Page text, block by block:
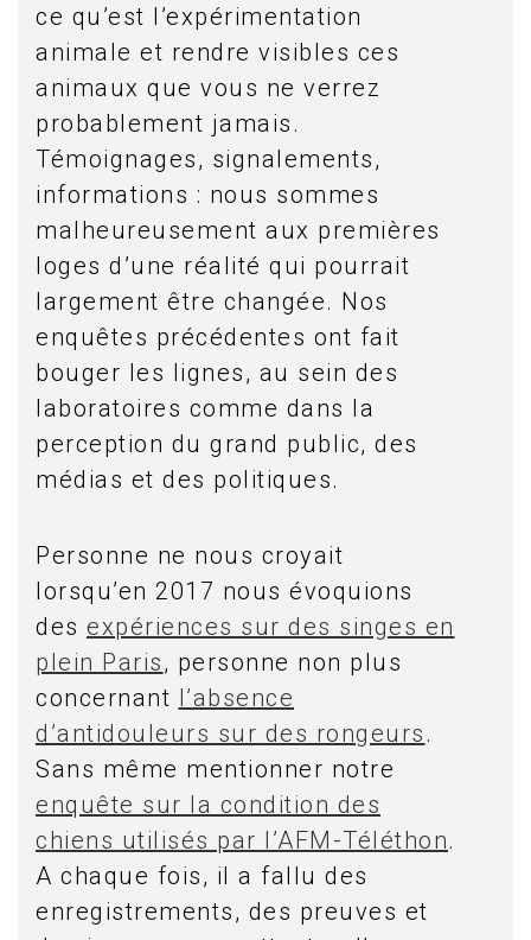
ce qu’est l’expérimentation
animale et rendre visibles ces
animaux que vous ne verrez
probablement jamais.
Témoignages, signalements,
informations : nous sommes
malheureusement aux premières
loges d’une réalité qui pourrait
largement être changée. Nos
enquêtes précédentes ont fait
bouger les lignes, au sein des
laboratoires comme dans la
perception du grand public, des
médias et des politiques.
Personne ne nous croyait
lorsqu’en 2017 nous évoquions
des expériences sur des singes en
plein Paris, personne non plus
concernant l’absence
d’antidouleurs sur des rongeurs .
Sans même mentionner notre
enquête sur la condition des
chiens utilisés par l’AFM-Téléthon.
A chaque fois, il a fallu des
enregistrements, des preuves et